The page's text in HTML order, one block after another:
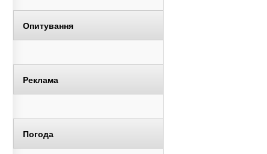
Опитування
Реклама
Погода